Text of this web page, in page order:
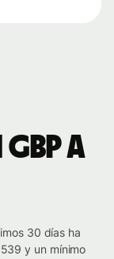
a
30 días ha
y un mínimo